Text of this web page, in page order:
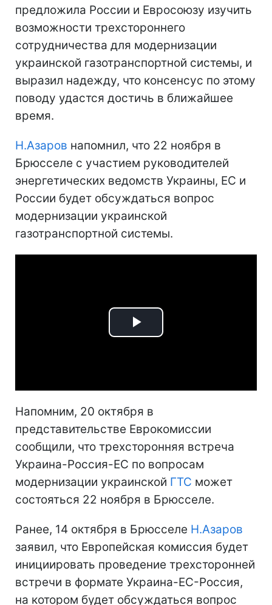
предложила России и Евросоюзу изучить
возможности трехстороннего
сотрудничества для модернизации
украинской газотранспортной системы, и
выразил надежду, что консенсус по этому
поводу удастся достичь в ближайшее
время.
Н.Азаров напомнил, что 22 ноября в
Брюсселе с участием руководителей
энергетических ведомств Украины, ЕС и
России будет обсуждаться вопрос
модернизации украинской
газотранспортной системы.
Play
Напомним, 20 октября в
представительстве Еврокомиссии
сообщили, что трехсторонняя встреча
Украина-Россия-ЕС по вопросам
модернизации украинской ГТС может
состояться 22 ноября в Брюсселе.
Ранее, 14 октября в Брюсселе Н.Азаров
заявил, что Европейская комиссия будет
инициировать проведение трехсторонней
встречи в формате Украина-ЕС-Россия,
на котором будет обсуждаться вопрос